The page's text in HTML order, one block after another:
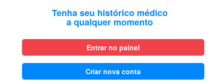
Tenha seu histórico médico
a qualquer momento
Entrar no painel
Criar nova conta